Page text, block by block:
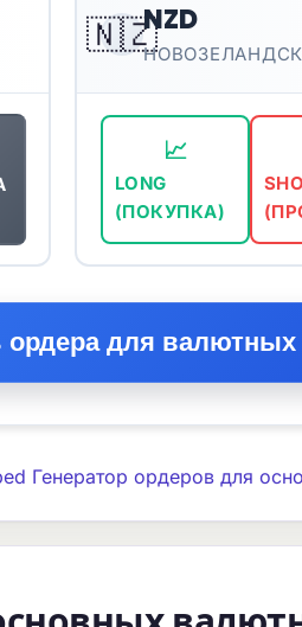
🇳🇿NZD
📈
LONG
(ПОКУПКА)
ордера для валютных
Генератор ордеров для